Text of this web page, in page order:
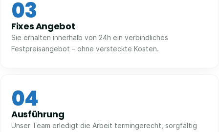
03
Fixes Angebot
Sie erhalten innerhalb von 24h ein verbindliches
Festpreisangebot – ohne versteckte Kosten.
04
Ausführung
Unser Team erledigt die Arbeit termingerecht, sorgfältig